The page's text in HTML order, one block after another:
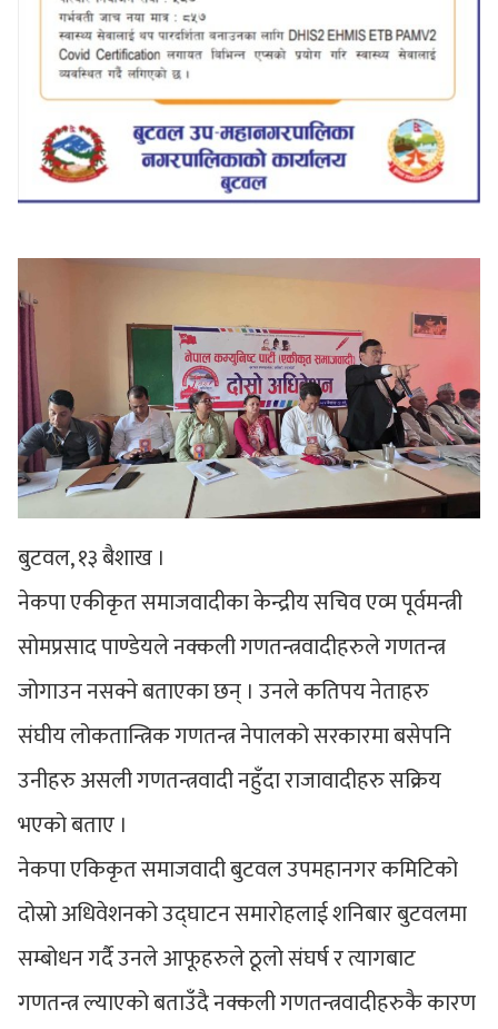
बुटवल, १३ बैशाख ।
नेकपा एकीकृत समाजवादीका केन्द्रीय सचिव एव्म पूर्वमन्त्री
सोमप्रसाद पाण्डेयले नक्कली गणतन्त्रवादीहरुले गणतन्त्र
जोगाउन नसक्ने बताएका छन् । उनले कतिपय नेताहरु
संघीय लोकतान्त्रिक गणतन्त्र नेपालको सरकारमा बसेपनि
उनीहरु असली गणतन्त्रवादी नहुँदा राजावादीहरु सक्रिय
भएको बताए ।
नेकपा एकिकृत समाजवादी बुटवल उपमहानगर कमिटिको
दोस्रो अधिवेशनको उद्घाटन समारोहलाई शनिबार बुटवलमा
सम्बोधन गर्दै उनले आफूहरुले ठूलो संघर्ष र त्यागबाट
गणतन्त्र ल्याएको बताउँदै नक्कली गणतन्त्रवादीहरुकै कारण